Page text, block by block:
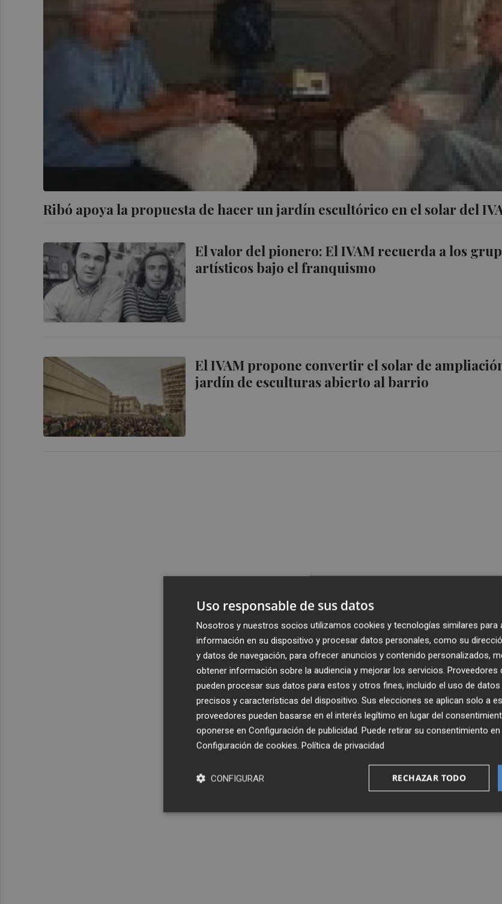
Ribó apoya la propuesta de hacer un jardín escultórico en el solar del
El valor del pionero: El IVAM recuerda a los
artísticos bajo el franquismo
El IVAM propone convertir el solar de
jardín de esculturas abierto al barrio
Uso responsable de sus datos
Nosotros y nuestros socios utilizamos cookies y tecnologías similares para
información en su dispositivo y procesar datos personales, como su
y datos de navegación, para ofrecer anuncios y contenido personalizados,
obtener información sobre la audiencia y mejorar los servicios. Proveedores
pueden procesar sus datos para estos y otros fines, incluido el uso de
precisos y características del dispositivo. Sus elecciones se aplican solo a
proveedores pueden basarse en el interés legítimo en lugar del
oponerse en Configuración de publicidad. Puede retirar su consentimiento
Configuración de cookies. Política de privacidad
RECHAZAR TODO
CONFIGURAR